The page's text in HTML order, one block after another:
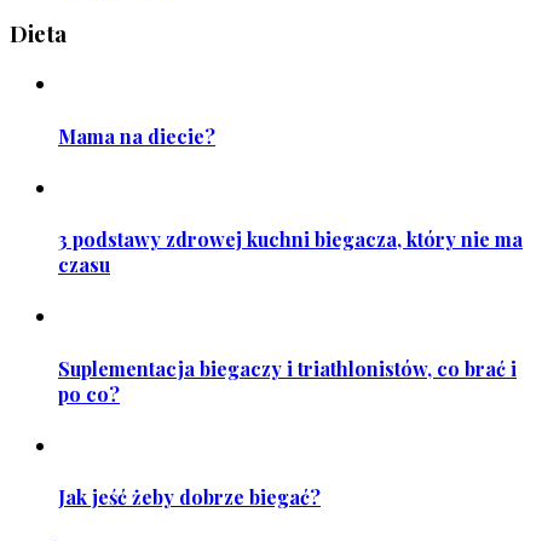
Dieta
Mama na diecie?
3 podstawy zdrowej kuchni biegacza, który nie ma
czasu
Suplementacja biegaczy i triathlonistów, co brać i
po co?
Jak jeść żeby dobrze biegać?